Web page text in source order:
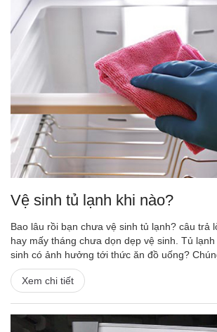
Vệ sinh tủ lạnh khi nào?
Bao lâu rồi bạn chưa vệ sinh tủ lạnh? câu trả
hay mấy tháng chưa dọn dẹp vệ sinh. Tủ
sinh có ảnh hưởng tới thức ăn đồ uống?
Xem chi tiết